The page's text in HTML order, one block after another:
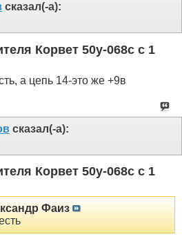
сказал(-а):
Корвет 50у-068с с 1
а цепь 14-это же +9в
сказал(-а):
Корвет 50у-068с с 1
Фаиз